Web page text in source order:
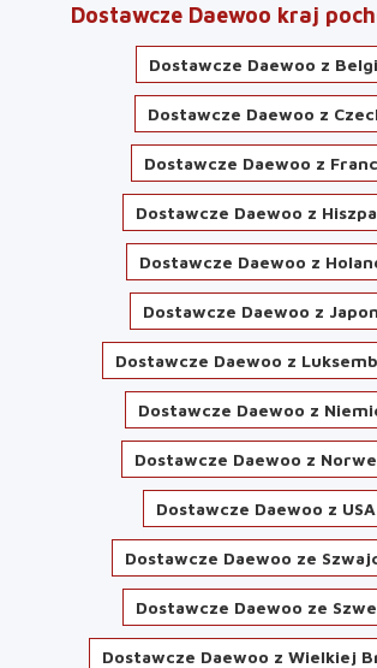
Dostawcze Daewoo kraj
Dostawcze Daewoo z
Dostawcze Daewoo z
Dostawcze Daewoo z
Dostawcze Daewoo z
Dostawcze Daewoo z
Dostawcze Daewoo z
Dostawcze Daewoo z
Dostawcze Daewoo z
Dostawcze Daewoo z
Dostawcze Daewoo z USA
Dostawcze Daewoo ze
Dostawcze Daewoo ze
Dostawcze Daewoo z Wielkiej